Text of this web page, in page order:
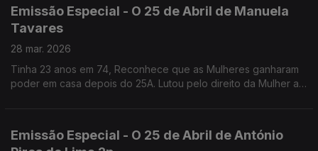
Emissão Especial - O 25 de Abril de Manuela
Tavares
28 mar. 2026
Tinha 23 anos em 74, Reconhece que as Mulheres ganharam
poder em casa depois do 25A. Lutou pelo direito da Mulher ao
Emissão Especial - O 25 de Abril de António